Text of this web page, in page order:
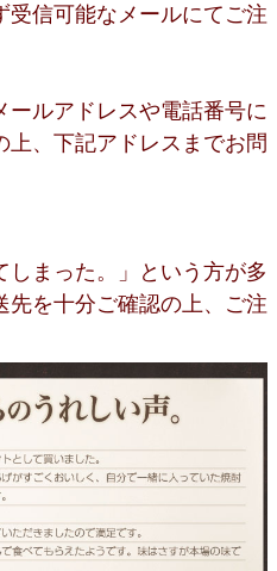
受信可能なメールにてご注
ールアドレスや電話番号に
上、下記アドレスまでお問
しまった。」という方が多
先を十分ご確認の上、ご注